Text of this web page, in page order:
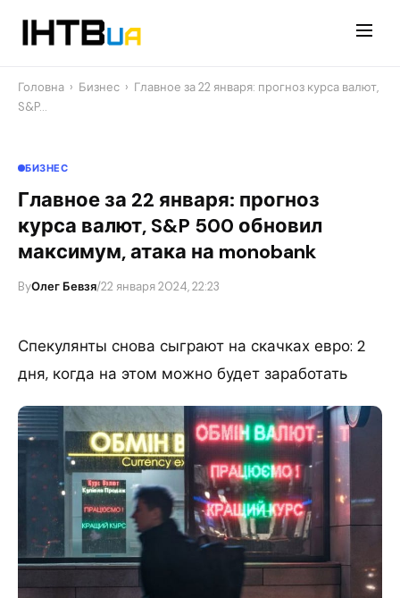
Головна › Бизнес › Главное за 22 января: прогноз курса валют,
S&P…
БИЗНЕС
Главное за 22 января: прогноз
курса валют, S&P 500 обновил
максимум, атака на monobank
ByОлег Бевзя/22 января 2024, 22:23
Спекулянты снова сыграют на скачках евро: 2
дня, когда на этом можно будет заработать